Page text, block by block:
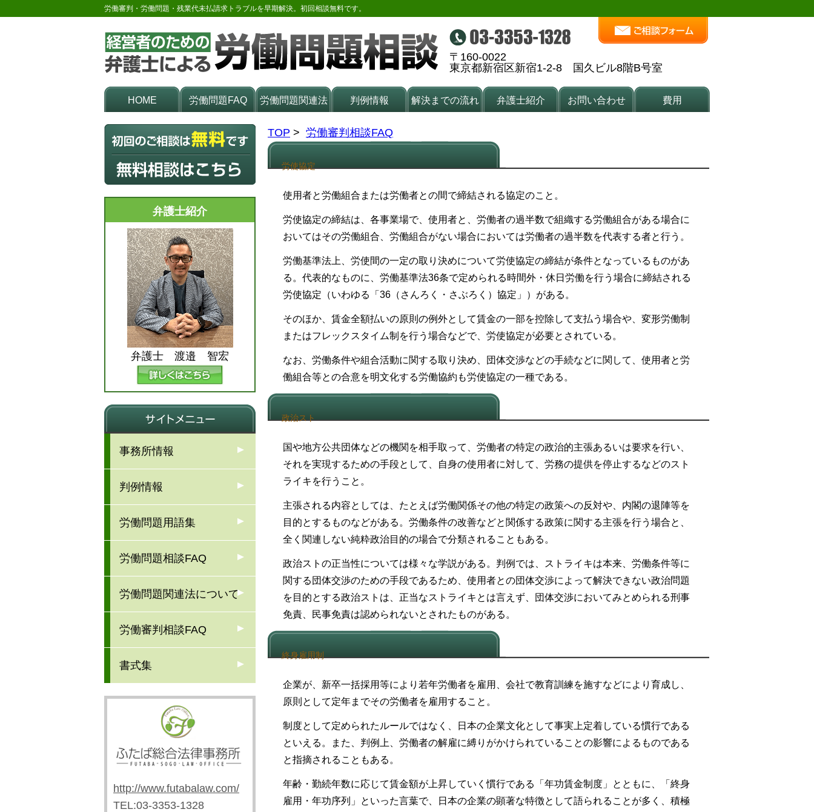
労働審判・労働問題・残業代未払請求トラブルを早期解決。初回相談無料です。
〒160-0022
東京都新宿区新宿1-2-8 国久ビル8階B号室
HOME 労働問題FAQ 労働問題関連法 判例情報 解決までの流れ 弁護士紹介 お問い合わせ 費用
TOP > 労働審判相談FAQ
労使協定
使用者と労働組合または労働者との間で締結される協定のこと。
労使協定の締結は、各事業場で、使用者と、労働者の過半数で組織する労働組合がある場合に
おいてはその労働組合、労働組合がない場合においては労働者の過半数を代表する者と行う。
労働基準法上、労使間の一定の取り決めについて労使協定の締結が条件となっているものがあ
る。代表的なものに、労働基準法36条で定められる時間外・休日労働を行う場合に締結される
労使協定（いわゆる「36（さんろく・さぶろく）協定」）がある。
そのほか、賃金全額払いの原則の例外として賃金の一部を控除して支払う場合や、変形労働制
またはフレックスタイム制を行う場合などで、労使協定が必要とされている。
なお、労働条件や組合活動に関する取り決め、団体交渉などの手続などに関して、使用者と労
働組合等との合意を明文化する労働協約も労使協定の一種である。
政治スト
国や地方公共団体などの機関を相手取って、労働者の特定の政治的主張あるいは要求を行い、
それを実現するための手段として、自身の使用者に対して、労務の提供を停止するなどのスト
ライキを行うこと。
主張される内容としては、たとえば労働関係その他の特定の政策への反対や、内閣の退陣等を
目的とするものなどがある。労働条件の改善などと関係する政策に関する主張を行う場合と、
全く関連しない純粋政治目的の場合で分類されることもある。
政治ストの正当性については様々な学説がある。判例では、ストライキは本来、労働条件等に
関する団体交渉のための手段であるため、使用者との団体交渉によって解決できない政治問題
を目的とする政治ストは、正当なストライキとは言えず、団体交渉においてみとめられる刑事
免責、民事免責は認められないとされたものがある。
終身雇用制
企業が、新卒一括採用等により若年労働者を雇用、会社で教育訓練を施すなどにより育成し、
原則として定年までその労働者を雇用すること。
制度として定められたルールではなく、日本の企業文化として事実上定着している慣行である
といえる。また、判例上、労働者の解雇に縛りがかけられていることの影響によるものである
と指摘されることもある。
年齢・勤続年数に応じて賃金額が上昇していく慣行である「年功賃金制度」とともに、「終身
雇用・年功序列」といった言葉で、日本の企業の顕著な特徴として語られることが多く、積極
弁護士紹介
弁護士 渡邉 智宏
事務所情報
判例情報
労働問題用語集
労働問題相談FAQ
労働問題関連法について
労働審判相談FAQ
書式集
http://www.futabalaw.com/
TEL:03-3353-1328